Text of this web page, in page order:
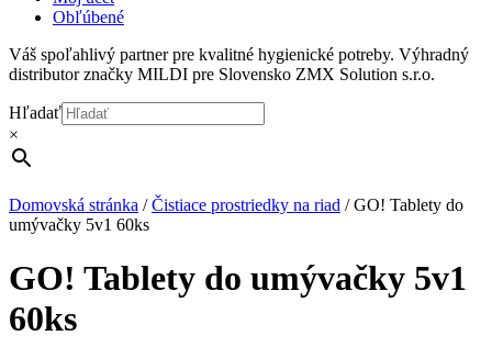
Obľúbené
Váš spoľahlivý partner pre kvalitné hygienické potreby. Výhradný
distributor značky MILDI pre Slovensko ZMX Solution s.r.o.
Hľadať
×
Domovská stránka /Čistiace prostriedky na riad /GO! Tablety do
umývačky 5v1 60ks
GO! Tablety do umývačky 5v1
60ks